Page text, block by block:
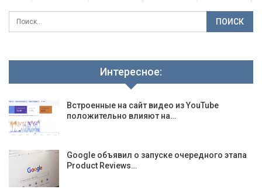
Интересное:
Встроенные на сайт видео из YouTube
положительно влияют на…
Google объявил о запуске очередного этапа
Product Reviews…